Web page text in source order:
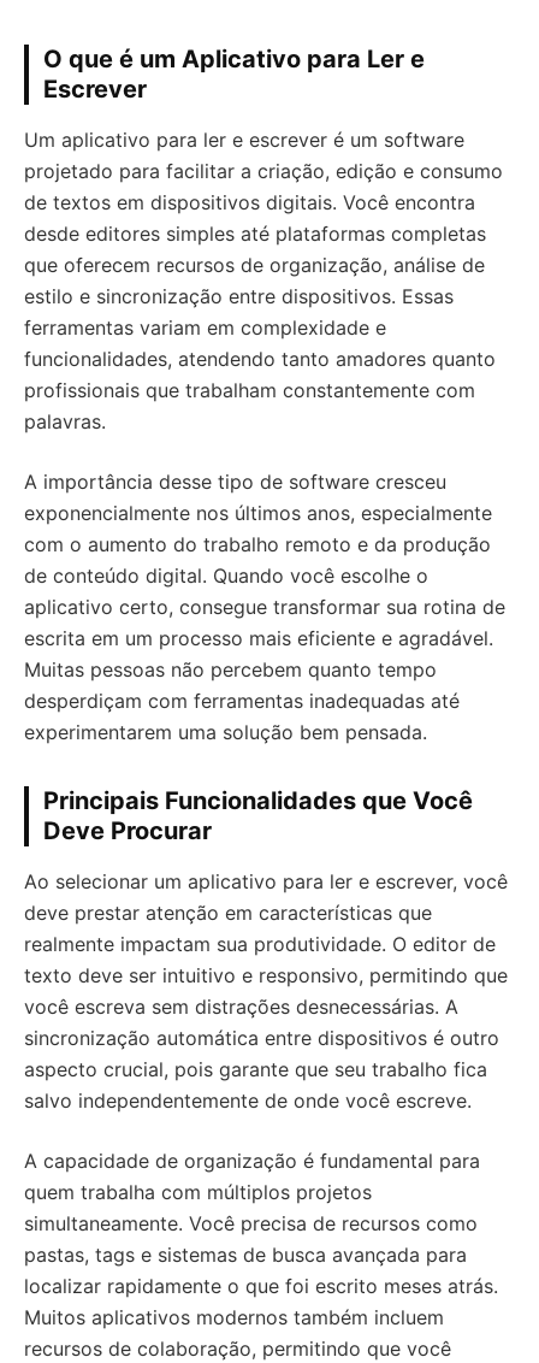
O que é um Aplicativo para Ler e
Escrever
Um aplicativo para ler e escrever é um software
projetado para facilitar a criação, edição e consumo
de textos em dispositivos digitais. Você encontra
desde editores simples até plataformas completas
que oferecem recursos de organização, análise de
estilo e sincronização entre dispositivos. Essas
ferramentas variam em complexidade e
funcionalidades, atendendo tanto amadores quanto
profissionais que trabalham constantemente com
palavras.
A importância desse tipo de software cresceu
exponencialmente nos últimos anos, especialmente
com o aumento do trabalho remoto e da produção
de conteúdo digital. Quando você escolhe o
aplicativo certo, consegue transformar sua rotina de
escrita em um processo mais eficiente e agradável.
Muitas pessoas não percebem quanto tempo
desperdiçam com ferramentas inadequadas até
experimentarem uma solução bem pensada.
Principais Funcionalidades que Você
Deve Procurar
Ao selecionar um aplicativo para ler e escrever, você
deve prestar atenção em características que
realmente impactam sua produtividade. O editor de
texto deve ser intuitivo e responsivo, permitindo que
você escreva sem distrações desnecessárias. A
sincronização automática entre dispositivos é outro
aspecto crucial, pois garante que seu trabalho fica
salvo independentemente de onde você escreve.
A capacidade de organização é fundamental para
quem trabalha com múltiplos projetos
simultaneamente. Você precisa de recursos como
pastas, tags e sistemas de busca avançada para
localizar rapidamente o que foi escrito meses atrás.
Muitos aplicativos modernos também incluem
recursos de colaboração, permitindo que você